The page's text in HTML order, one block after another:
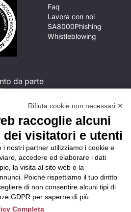
da parte
Condotta, è
un
di
utilizzando
reclami/.
Faq
Lavora con noi
SA8000Phishing
Whistleblowing
Rifiuta cookie non necessari ✕
raccoglie alcuni
dei visitatori e utenti
i nostri partner utilizziamo i cookie e
accedere ed elaborare i dati
la visita al sito web o la
Poiché rispettiamo il tuo diritto
di non consentire alcuni tipi di
GDPR per saperne di più.
Completa